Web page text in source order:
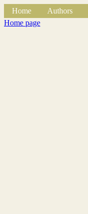
Home Authors
Home page